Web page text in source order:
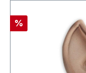
Rabatt
%